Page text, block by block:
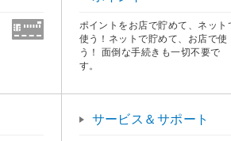
ポイントをお店で貯めて、ネット
使う！ネットで貯めて、お店で使
う！ 面倒な手続きも一切不要で
す。
サービス＆サポート